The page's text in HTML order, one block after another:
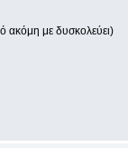
με δυσκολεύει)